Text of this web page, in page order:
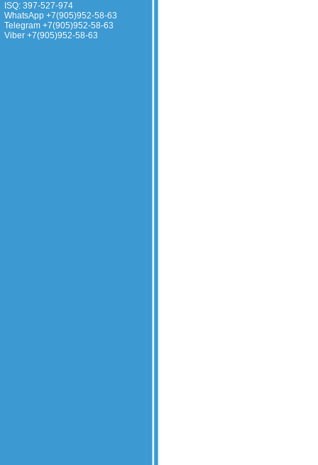
ISQ: 397-527-974
WhatsApp +7(905)952-58-63
Telegram +7(905)952-58-63
Viber +7(905)952-58-63